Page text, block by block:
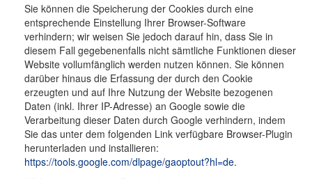
Sie können die Speicherung der Cookies durch eine
entsprechende Einstellung Ihrer Browser-Software
verhindern; wir weisen Sie jedoch darauf hin, dass Sie in
diesem Fall gegebenenfalls nicht sämtliche Funktionen dieser
Website vollumfänglich werden nutzen können. Sie können
darüber hinaus die Erfassung der durch den Cookie
erzeugten und auf Ihre Nutzung der Website bezogenen
Daten (inkl. Ihrer IP-Adresse) an Google sowie die
Verarbeitung dieser Daten durch Google verhindern, indem
Sie das unter dem folgenden Link verfügbare Browser-Plugin
herunterladen und installieren:
https://tools.google.com/dlpage/gaoptout?hl=de.